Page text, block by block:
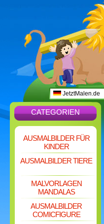
JetztMalen.de
CATEGORIEN
AUSMALBILDER FÜR
KINDER
AUSMALBILDER TIERE
MALVORLAGEN
MANDALAS
AUSMALBILDER
COMICFIGURE